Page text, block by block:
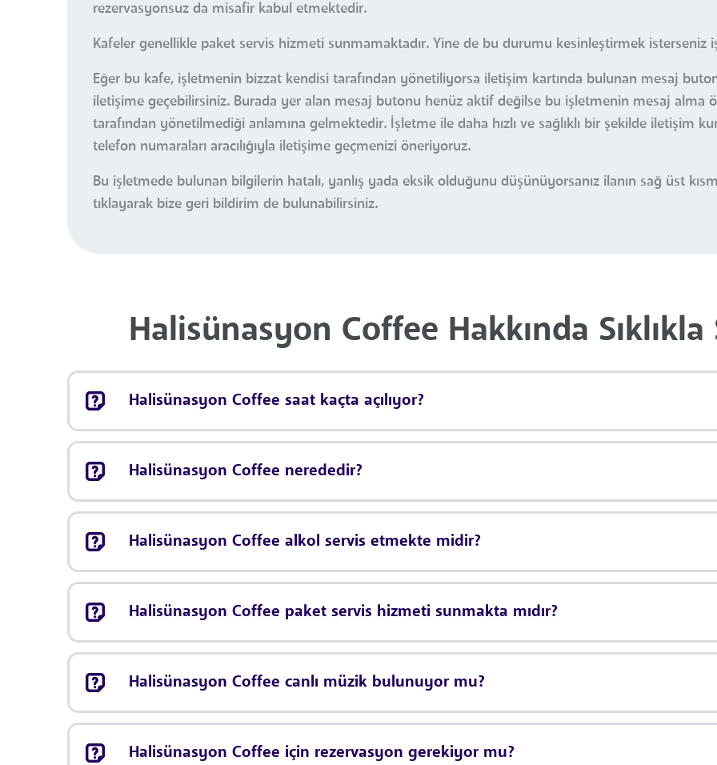
rezervasyonsuz da misafir kabul etmektedir.
Kafeler genellikle paket servis hizmeti sunmamaktadır. Yine de bu durumu kesinleştirmek isterseniz
Eğer bu kafe, işletmenin bizzat kendisi tarafından yönetiliyorsa iletişim kartında bulunan mesaj
iletişime geçebilirsiniz. Burada yer alan mesaj butonu henüz aktif değilse bu işletmenin mesaj alma
tarafından yönetilmediği anlamına gelmektedir. İşletme ile daha hızlı ve sağlıklı bir şekilde iletişim
telefon numaraları aracılığıyla iletişime geçmenizi öneriyoruz.
Bu işletmede bulunan bilgilerin hatalı, yanlış yada eksik olduğunu düşünüyorsanız ilanın sağ üst
tıklayarak bize geri bildirim de bulunabilirsiniz.
Halisünasyon Coffee Hakkında
Halisünasyon Coffee saat kaçta açılıyor?
Halisünasyon Coffee nerededir?
Halisünasyon Coffee alkol servis etmekte midir?
Halisünasyon Coffee paket servis hizmeti sunmakta mıdır?
Halisünasyon Coffee canlı müzik bulunuyor mu?
Halisünasyon Coffee için rezervasyon gerekiyor mu?